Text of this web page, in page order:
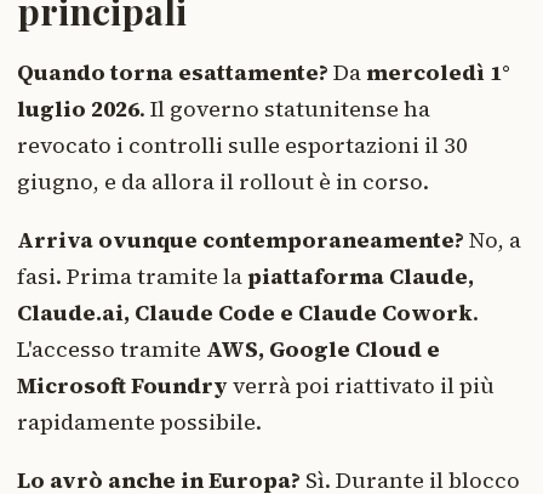
principali
Quando torna esattamente? Damercoledì 1°
luglio 2026. Il governo statunitense ha
revocato i controlli sulle esportazioni il 30
giugno, e da allora il rollout è in corso.
Arriva ovunque contemporaneamente? No, a
fasi. Prima tramite lapiattaforma Claude,
Claude.ai, Claude Code e Claude Cowork.
L'accesso tramite AWS, Google Cloud e
Microsoft Foundry verrà poi riattivato il più
rapidamente possibile.
Lo avrò anche in Europa? Sì. Durante il blocco